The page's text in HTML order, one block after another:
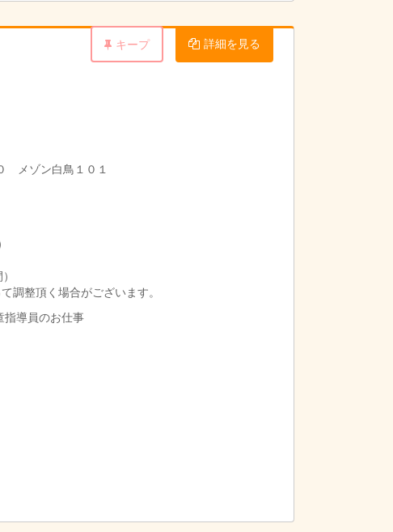
キープ 詳細を見る
メゾン白鳥１０１
調整頂く場合がございます。
指導員のお仕事
ています。その分、子ども達の活動計画をスタッ